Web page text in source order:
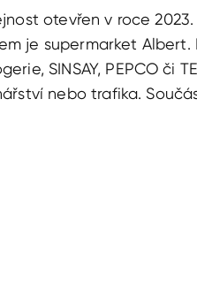
otevřen v roce
je supermarket
SINSAY, PEPCO či
nebo trafika.